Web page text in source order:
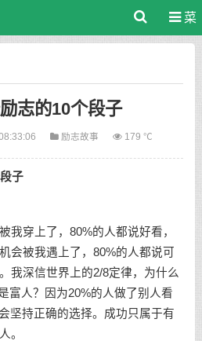
菜
志的10个段子
励志故事 179 ℃
子
穿上了，80%的人都说好看，
会被我遇上了，80%的人都说可
我深信世界上的2/8定律，为什么
富人？因为20%的人做了别人看
坚持正确的选择。成功只属于有
。